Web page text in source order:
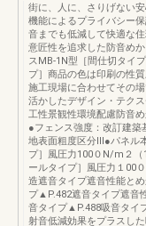
街に、人に、さりげない
機能によるプライバシー
音までも低減して快適な
意匠性を追求した防音め
スMB-1N型［間仕切タイ
プ］商品の色は印刷の性
施工現場に合わせてその
活かしたデザイン・テク
工性景観性環境配慮防音
●フェンス強度：改訂建
地表面粗度区分Ⅲ●パネル
プ］風圧力100０N/m２
ールタイプ］風圧力１00
造遮音タイプ遮音性能と
プ▲P.482遮音タイプ遮音
音タイプ▲P.488吸音タイ
射音低減効果をプラスし